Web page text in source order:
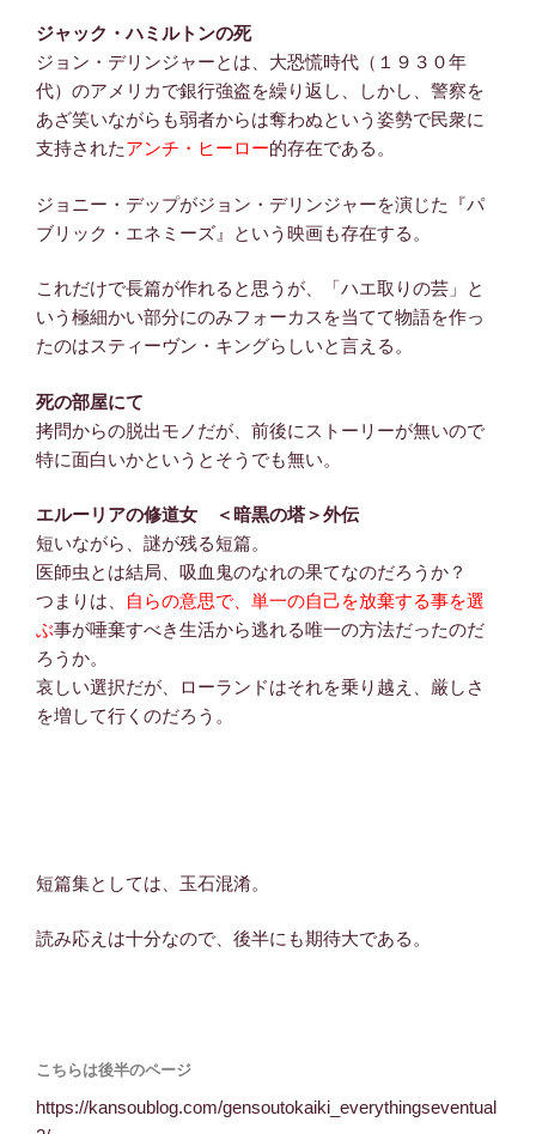
ジャック・ハミルトンの死
ジョン・デリンジャーとは、大恐慌時代（１９３０年
代）のアメリカで銀行強盗を繰り返し、しかし、警察を
あざ笑いながらも弱者からは奪わぬという姿勢で民衆に
支持されたアンチ・ヒーロー的存在である。
ジョニー・デップがジョン・デリンジャーを演じた『パ
ブリック・エネミーズ』という映画も存在する。
これだけで長篇が作れると思うが、「ハエ取りの芸」と
いう極細かい部分にのみフォーカスを当てて物語を作っ
たのはスティーヴン・キングらしいと言える。
死の部屋にて
拷問からの脱出モノだが、前後にストーリーが無いので
特に面白いかというとそうでも無い。
エルーリアの修道女 ＜暗黒の塔＞外伝
短いながら、謎が残る短篇。
医師虫とは結局、吸血鬼のなれの果てなのだろうか？
つまりは、
自らの意思で、単一の自己を放棄する事を選
ぶ事が唾棄すべき生活から逃れる唯一の方法だったのだ
ろうか。
哀しい選択だが、ローランドはそれを乗り越え、厳しさ
を増して行くのだろう。
短篇集としては、玉石混淆。
読み応えは十分なので、後半にも期待大である。
こちらは後半のページ
https://kansoublog.com/gensoutokaiki_everythingseventual